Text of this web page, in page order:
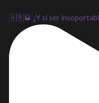
🇦🇷🥃 ¿Y si ser